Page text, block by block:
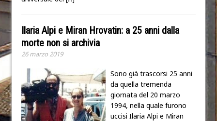
Ilaria Alpi e Miran Hrovatin: a 25 anni dalla
morte non si archivia
26 marzo 2019
Sono già trascorsi 25 anni
da quella tremenda
giornata del 20 marzo
1994, nella quale furono
uccisi Ilaria Alpi e Miran